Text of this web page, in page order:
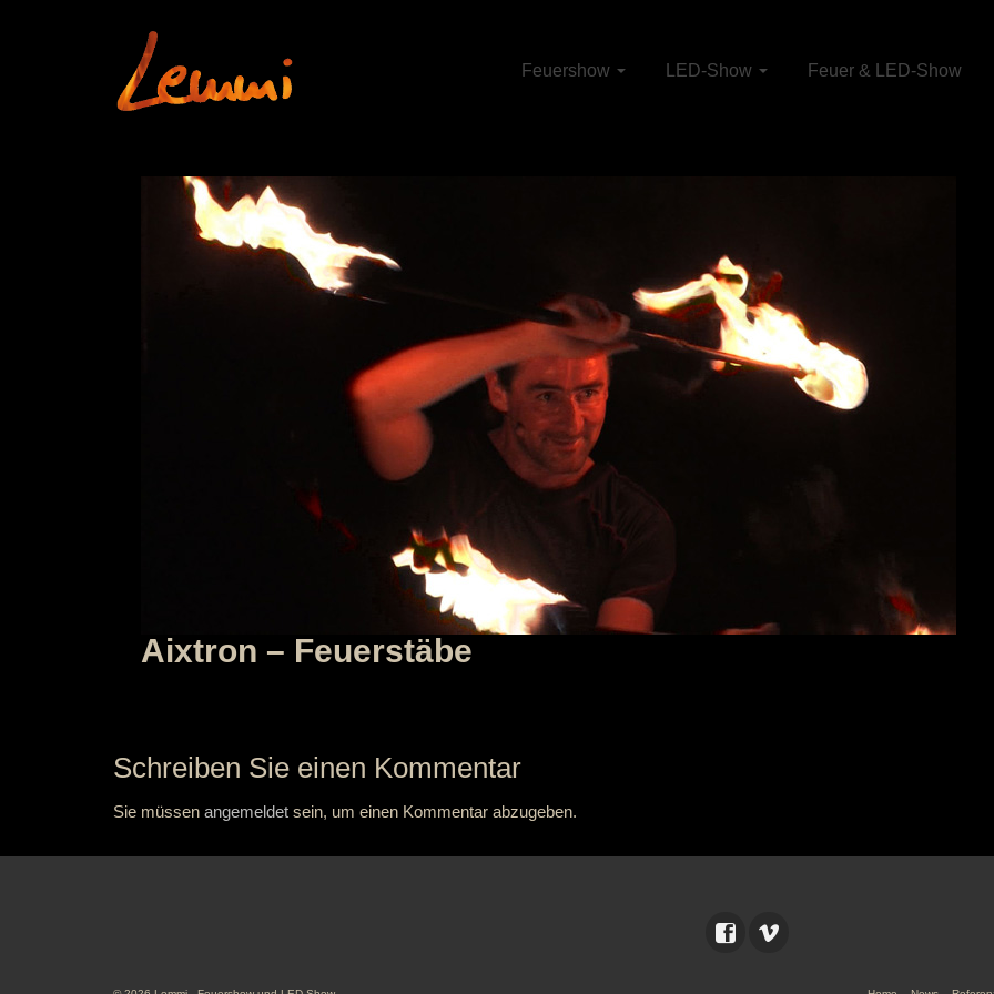
Feuershow LED-Show Feuer & LED-Show
Aixtron – Feuerstäbe
Schreiben Sie einen Kommentar
Sie müssen angemeldet sein, um einen Kommentar abzugeben.